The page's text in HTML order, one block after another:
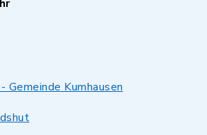
Gemeinde Kumhausen